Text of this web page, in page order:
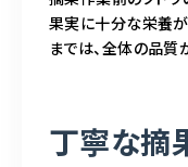
果実に十分な栄養が
までは、全体の品質
丁寧な摘